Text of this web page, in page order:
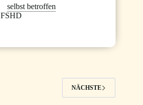
selbst betroffen
FSHD
NÄCHSTE